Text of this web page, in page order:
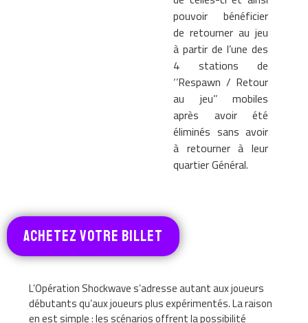
pouvoir bénéficier
de retourner au jeu
à partir de l’une des
4 stations de
‘’Respawn / Retour
au jeu’’ mobiles
après avoir été
éliminés sans avoir
à retourner à leur
quartier Général.
achetez votre billet
L’Opération Shockwave s’adresse autant aux joueurs
débutants qu’aux joueurs plus expérimentés. La raison
en est simple : les scénarios offrent la possibilité